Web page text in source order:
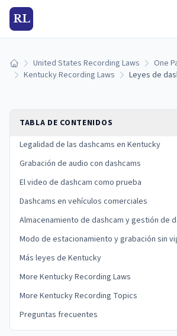
RL
Inicio United States Recording Laws
One
Kentucky Recording Laws
TABLA DE CONTENIDOS
Legalidad de las dashcams en Kentucky
Grabación de audio con dashcams
El video de dashcam como prueba
Dashcams en vehículos comerciales
Almacenamiento de dashcam y gestión de
Modo de estacionamiento y grabación sin
Más leyes de Kentucky
More Kentucky Recording Laws
More Kentucky Recording Topics
Preguntas frecuentes